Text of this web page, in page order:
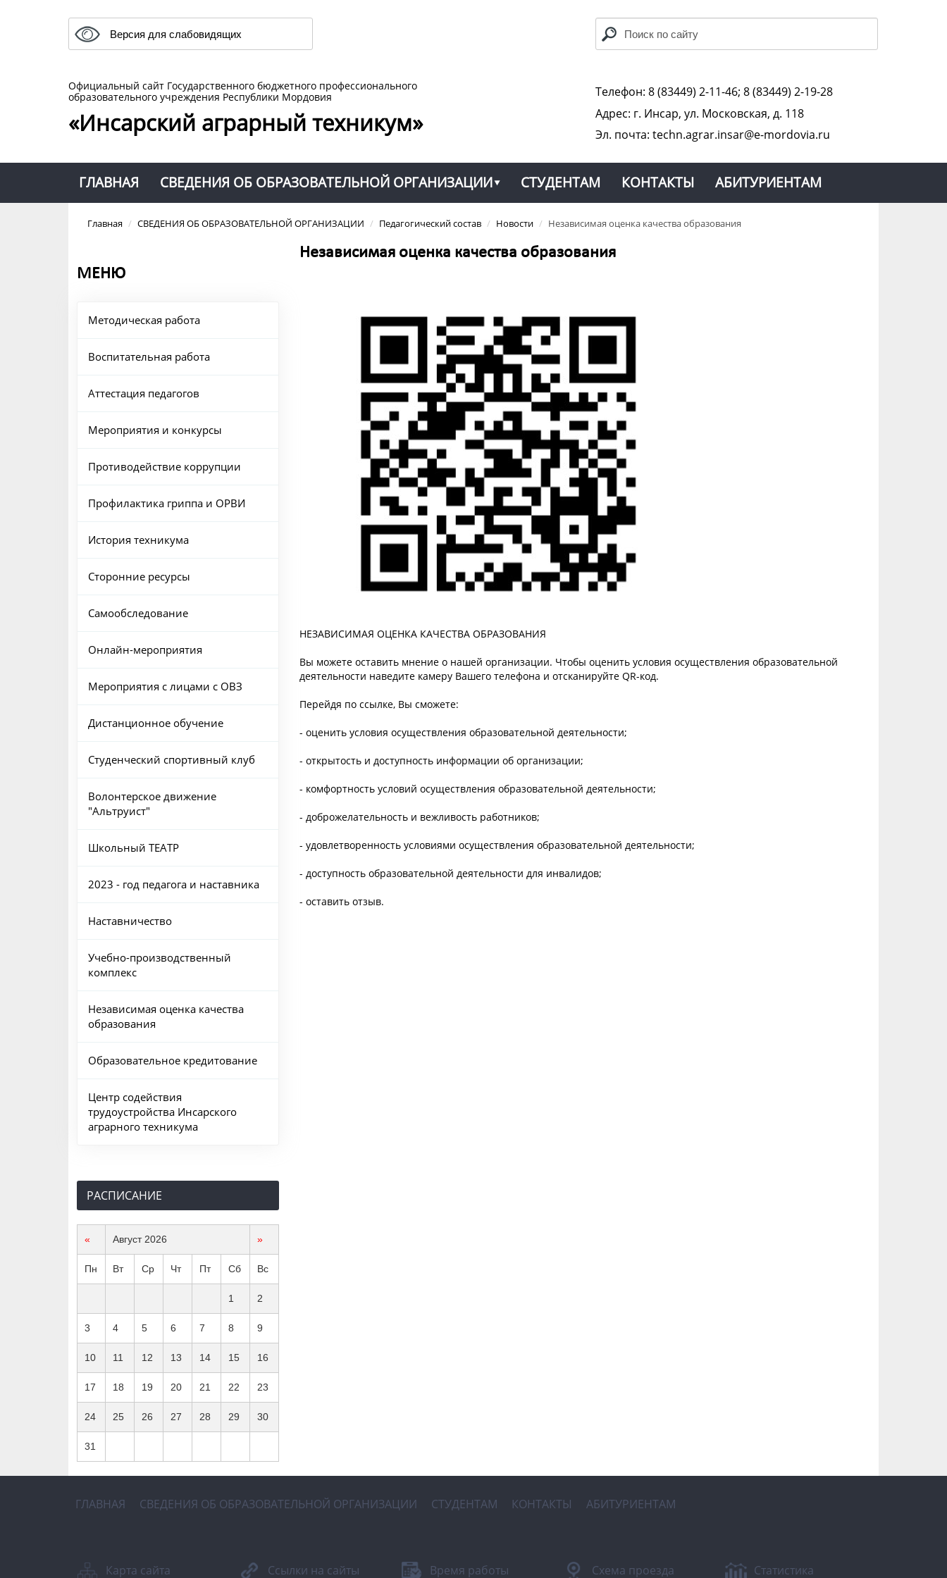
Версия для слабовидящих
Официальный сайт Государственного бюджетного профессионального
образовательного учреждения Республики Мордовия
«Инсарский аграрный техникум»
Телефон: 8 (83449) 2-11-46; 8 (83449) 2-19-28
Адрес: г. Инсар, ул. Московская, д. 118
Эл. почта: techn.agrar.insar@e-mordovia.ru
ГЛАВНАЯ СВЕДЕНИЯ ОБ ОБРАЗОВАТЕЛЬНОЙ ОРГАНИЗАЦИИ СТУДЕНТАМ КОНТАКТЫ АБИТУРИЕНТАМ
Главная / СВЕДЕНИЯ ОБ ОБРАЗОВАТЕЛЬНОЙ ОРГАНИЗАЦИИ / Педагогический состав / Новости / Независимая оценка качества образования
Независимая оценка качества образования
НЕЗАВИСИМАЯ ОЦЕНКА КАЧЕСТВА ОБРАЗОВАНИЯ
Вы можете оставить мнение о нашей организации. Чтобы оценить условия осуществления образовательной
деятельности наведите камеру Вашего телефона и отсканируйте QR-код.
Перейдя по ссылке, Вы сможете:
- оценить условия осуществления образовательной деятельности;
- открытость и доступность информации об организации;
- комфортность условий осуществления образовательной деятельности;
- доброжелательность и вежливость работников;
- удовлетворенность условиями осуществления образовательной деятельности;
- доступность образовательной деятельности для инвалидов;
- оставить отзыв.
МЕНЮ
Методическая работа
Воспитательная работа
Аттестация педагогов
Мероприятия и конкурсы
Противодействие коррупции
Профилактика гриппа и ОРВИ
История техникума
Сторонние ресурсы
Самообследование
Онлайн-мероприятия
Мероприятия с лицами с ОВЗ
Дистанционное обучение
Студенческий спортивный клуб
Волонтерское движение
"Альтруист"
Школьный ТЕАТР
2023 - год педагога и наставника
Наставничество
Учебно-производственный
комплекс
Независимая оценка качества
образования
Образовательное кредитование
Центр содействия
трудоустройства Инсарского
аграрного техникума
РАСПИСАНИЕ
« Август 2026 »
Пн Вт Ср Чт Пт Сб Вс
1 2
3 4 5 6 7 8 9
10 11 12 13 14 15 16
17 18 19 20 21 22 23
24 25 26 27 28 29 30
31
ГЛАВНАЯ СВЕДЕНИЯ ОБ ОБРАЗОВАТЕЛЬНОЙ ОРГАНИЗАЦИИ СТУДЕНТАМ КОНТАКТЫ АБИТУРИЕНТАМ
Карта сайта Ссылки на сайты Время работы Схема проезда Статистика